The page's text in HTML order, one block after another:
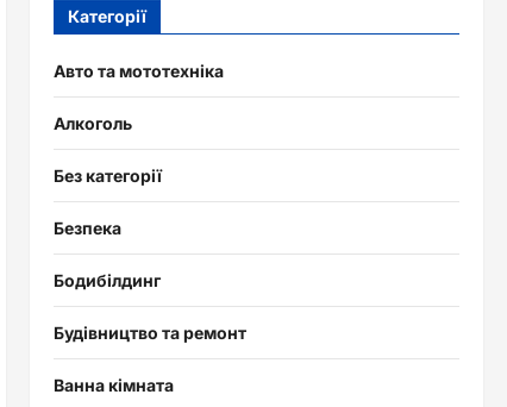
Категорії
Авто та мототехніка
Алкоголь
Без категорії
Безпека
Бодибілдинг
Будівництво та ремонт
Ванна кімната